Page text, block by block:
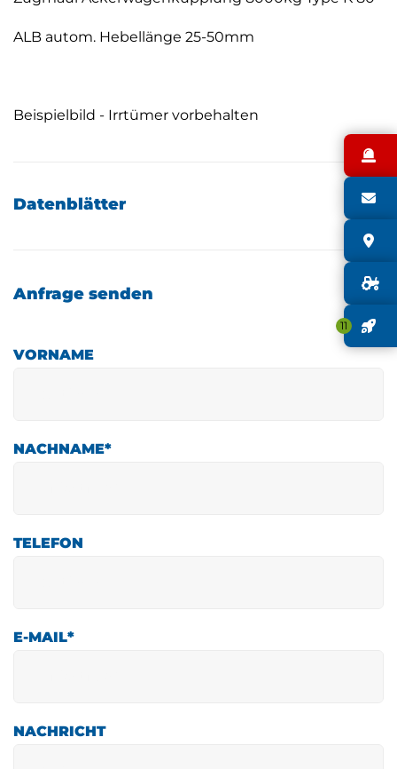
11
ALB autom. Hebellänge 25-50mm
Beispielbild - Irrtümer vorbehalten
Datenblätter
Anfrage senden
VORNAME
NACHNAME*
TELEFON
E-MAIL*
NACHRICHT